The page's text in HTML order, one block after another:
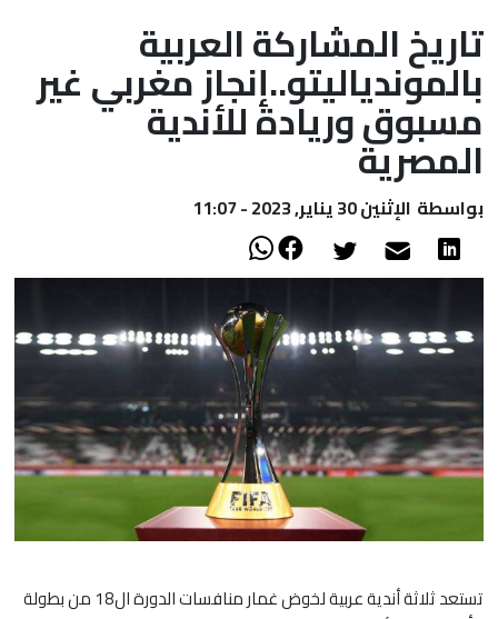
الصحراء
تاريخ المشاركة العربية
بالموندياليتو..إنجاز مغربي غير
مسبوق وريادة للأندية
المصرية
بواسطة الإثنين 30 يناير, 2023 - 11:07
تستعد ثلاثة أندية عربية لخوض غمار منافسات الدورة ال18 من بطولة